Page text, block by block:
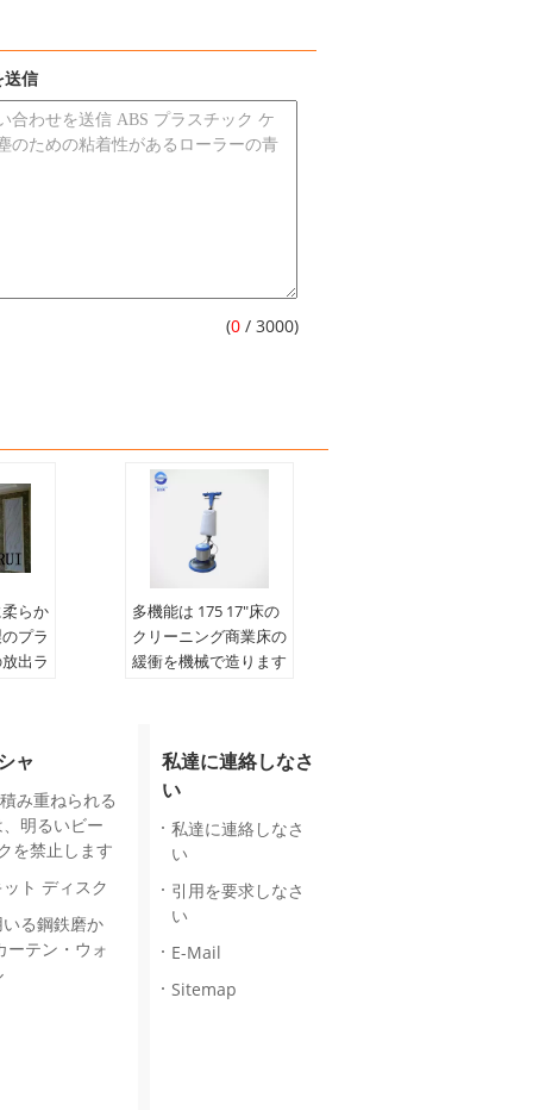
送信
(0 / 3000)
らか
プラ
出ラ
ビニ
ロフ
ン
求に
多機能は 175 17"床の
クリーニング商業床の
緩衝を機械で造ります
ャ
み重ねられる
明るいビー
を禁止します
ト ディスク
る鋼鉄磨か
ーテン・ウォ
私達に連絡しなさ
い
私達に連絡しなさ
い
引用を要求しなさ
い
E-Mail
Sitemap